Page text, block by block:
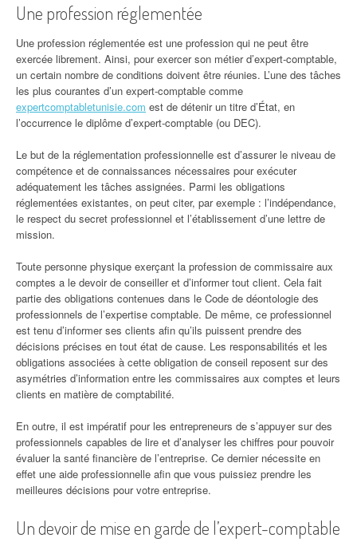
Une profession réglementée
Une profession réglementée est une profession qui ne peut être
exercée librement. Ainsi, pour exercer son métier d’expert-comptable,
un certain nombre de conditions doivent être réunies. L’une des tâches
les plus courantes d’un expert-comptable comme
expertcomptabletunisie.com est de détenir un titre d’État, en
l’occurrence le diplôme d’expert-comptable (ou DEC).
Le but de la réglementation professionnelle est d’assurer le niveau de
compétence et de connaissances nécessaires pour exécuter
adéquatement les tâches assignées. Parmi les obligations
réglementées existantes, on peut citer, par exemple : l’indépendance,
le respect du secret professionnel et l’établissement d’une lettre de
mission.
Toute personne physique exerçant la profession de commissaire aux
comptes a le devoir de conseiller et d’informer tout client. Cela fait
partie des obligations contenues dans le Code de déontologie des
professionnels de l’expertise comptable. De même, ce professionnel
est tenu d’informer ses clients afin qu’ils puissent prendre des
décisions précises en tout état de cause. Les responsabilités et les
obligations associées à cette obligation de conseil reposent sur des
asymétries d’information entre les commissaires aux comptes et leurs
clients en matière de comptabilité.
En outre, il est impératif pour les entrepreneurs de s’appuyer sur des
professionnels capables de lire et d’analyser les chiffres pour pouvoir
évaluer la santé financière de l’entreprise. Ce dernier nécessite en
effet une aide professionnelle afin que vous puissiez prendre les
meilleures décisions pour votre entreprise.
Un devoir de mise en garde de l’expert-comptable